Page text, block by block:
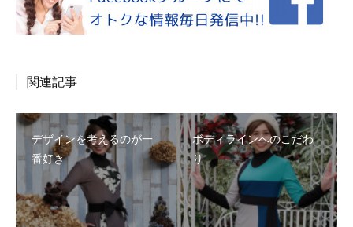
関連記事
デザインを考えるのが一
番好き
ボディラインへのこだわ
り